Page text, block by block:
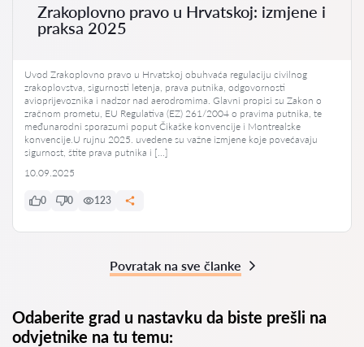
Zrakoplovno pravo u Hrvatskoj: izmjene i
praksa 2025
Uvod Zrakoplovno pravo u Hrvatskoj obuhvaća regulaciju civilnog
zrakoplovstva, sigurnosti letenja, prava putnika, odgovornosti
avioprijevoznika i nadzor nad aerodromima. Glavni propisi su Zakon o
zračnom prometu, EU Regulativa (EZ) 261/2004 o pravima putnika, te
međunarodni sporazumi poput Čikaške konvencije i Montrealske
konvencije.U rujnu 2025. uvedene su važne izmjene koje povećavaju
sigurnost, štite prava putnika i […]
10.09.2025
0 0 123
Povratak na sve članke
Odaberite grad u nastavku da biste prešli na
odvjetnike na tu temu: